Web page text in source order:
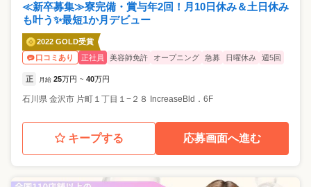
≪新卒募集≫寮完備・賞与年2回！月10日休み＆土日休み
も叶う✨最短1か月デビュー
2022 GOLD受賞
口コミあり
正社員 美容師免許 オープニング 急募 日曜休み 週5回
正 月給 25万円 ~ 40万円
石川県 金沢市 片町１丁目１−２８ IncreaseBld．6F
キープする 応募画面へ進む